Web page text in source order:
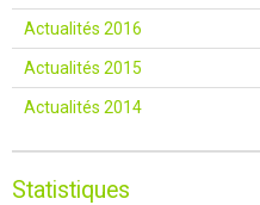
Actualités 2016
Actualités 2015
Actualités 2014
Statistiques